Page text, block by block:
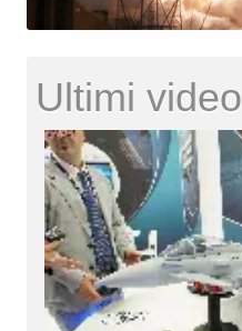
Ultimi video